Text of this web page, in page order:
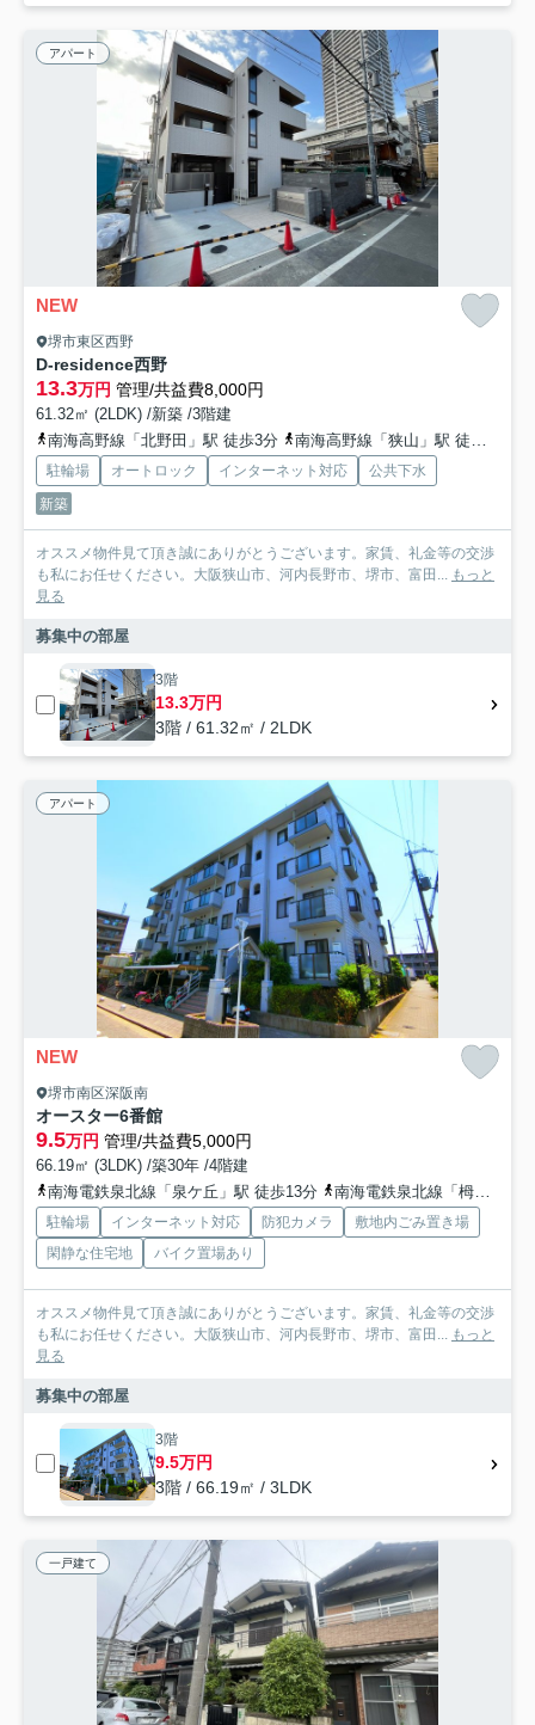
アパート
NEW
堺市東区西野
D-residence西野
13.3万円 管理/共益費8,000円
61.32㎡ (2LDK) /新築 /3階建
南海高野線「北野田」駅 徒歩3分
南海高野線「狭山」駅 徒歩15分
駐輪場 オートロック インターネット対応
公共下水
新築
オススメ物件見て頂き誠にありがとうございます。家賃、礼金等の交渉
も私にお任せください。大阪狭山市、河内長野市、堺市、富田... もっと
見る
募集中の部屋
3階
13.3万円
3階 / 61.32㎡ / 2LDK
アパート
NEW
堺市南区深阪南
オースター6番館
9.5万円 管理/共益費5,000円
66.19㎡ (3LDK) /築30年 /4階建
南海電鉄泉北線「泉ケ丘」駅 徒歩13分
南海電鉄泉北線「栂・美木多」駅 徒歩41分
駐輪場 インターネット対応 防犯カメラ
敷地内ごみ置き場
閑静な住宅地
バイク置場あり
オススメ物件見て頂き誠にありがとうございます。家賃、礼金等の交渉
も私にお任せください。大阪狭山市、河内長野市、堺市、富田...
もっと
見る
募集中の部屋
3階
9.5万円
3階 / 66.19㎡ / 3LDK
一戸建て